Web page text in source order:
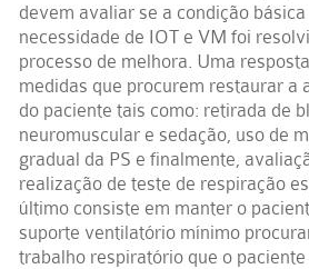
devem avaliar se a condição
necessidade de IOT e VM foi
processo de melhora. Uma
medidas que procurem restaurar a
do paciente tais como: retirada de
neuromuscular e sedação, uso de
gradual da PS e finalmente,
realização de teste de respiração
último consiste em manter o
suporte ventilatório mínimo
trabalho respiratório que o